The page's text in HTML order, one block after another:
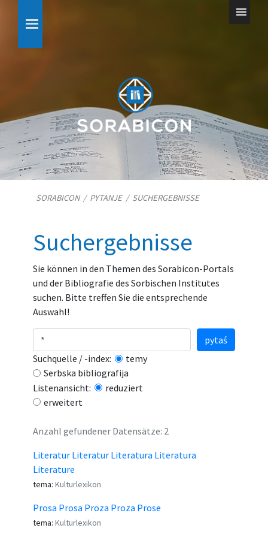
SORABICON/ PYTANJE/ SUCHERGEBNISSE
Suchergebnisse
Sie können in den Themen des Sorabicon-Portals
und der Bibliografie des Sorbischen Institutes
suchen. Bitte treffen Sie die entsprechende
Auswahl!
Suchquelle / -index:
temy
Serbska bibliografija
Listenansicht:
reduziert
erweitert
pytaś
Anzahl gefundener Datensätze: 2
Literatur Literatur Literatura Literatura
Literature
tema: Kulturlexikon
Prosa Prosa Proza Proza Prose
tema: Kulturlexikon